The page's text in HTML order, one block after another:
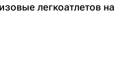
легкоатлетов на